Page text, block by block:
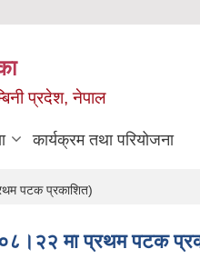
प्रदेश, नेपाल
कार्यक्रम तथा परियोजना
पटक प्रकाशित)
मा प्रथम पटक